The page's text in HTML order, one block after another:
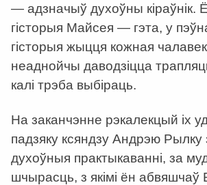
— адзначыў духоўны кіраўнік.
гісторыя Майсея — гэта, у
гісторыя жыцця кожная
неаднойчы даводзіцца
калі трэба выбіраць.
На заканчэнне рэкалекцый іх
падзяку ксяндзу Андрэю
духоўныя практыкаванні, за
шчырасць, з якімі ён